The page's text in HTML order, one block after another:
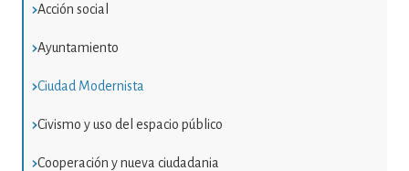
Acción social
Ayuntamiento
Ciudad Modernista
Civismo y uso del espacio público
Cooperación y nueva ciudadania